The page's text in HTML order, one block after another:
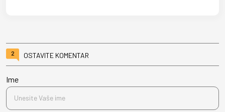
2 OSTAVITE KOMENTAR
Ime